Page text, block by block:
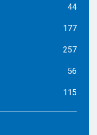
44
177
257
56
115